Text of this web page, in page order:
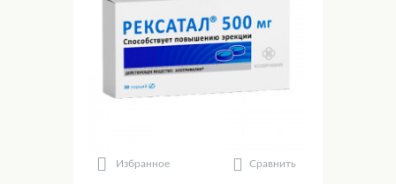
Избранное Сравнить